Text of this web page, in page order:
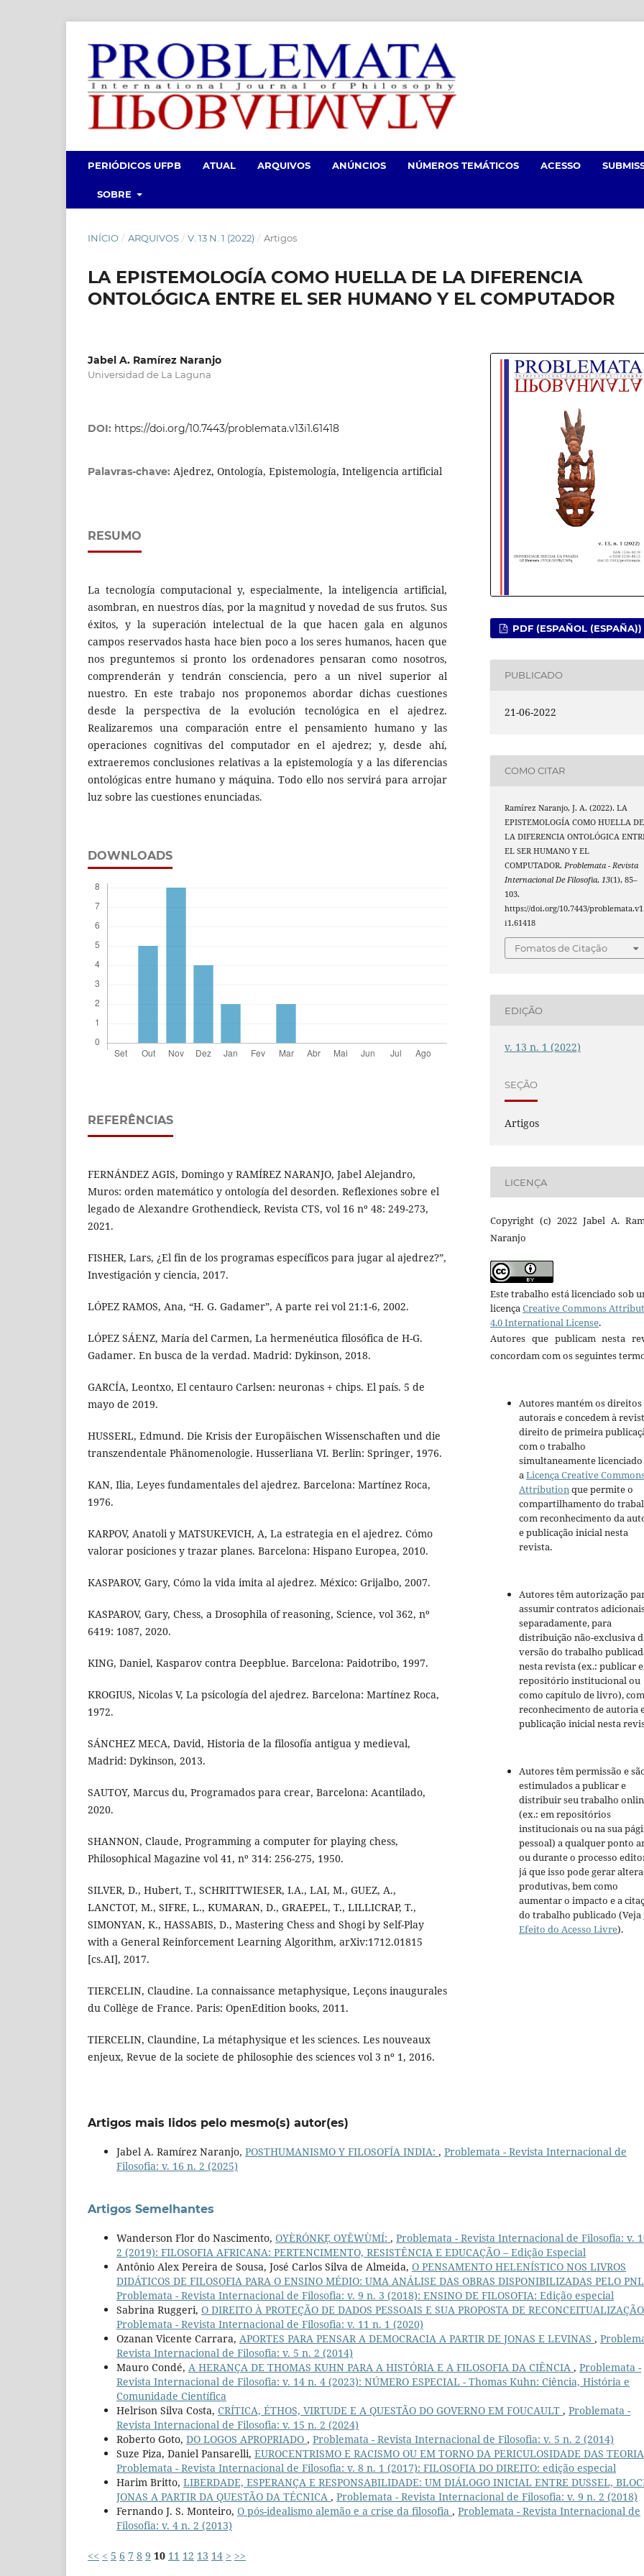
PERIÓDICOS UFPB ATUAL ARQUIVOS ANÚNCIOS NÚMEROS TEMÁTICOS ACESSO
SOBRE
INÍCIO / ARQUIVOS / V. 13 N. 1 (2022) / Artigos
LA EPISTEMOLOGÍA COMO HUELLA DE LA DIFERENCIA
ONTOLÓGICA ENTRE EL SER HUMANO Y EL COMPUTADOR
Jabel A. Ramírez Naranjo
Universidad de La Laguna
DOI: https://doi.org/10.7443/problemata.v13i1.61418
Palavras-chave: Ajedrez, Ontología, Epistemología, Inteligencia artificial
RESUMO
La tecnología computacional y, especialmente, la inteligencia artificial,
asombran, en nuestros días, por la magnitud y novedad de sus frutos. Sus
éxitos, y la superación intelectual de la que hacen gala en algunos
campos reservados hasta hace bien poco a los seres humanos, hacen que
nos preguntemos si pronto los ordenadores pensaran como nosotros,
comprenderán y tendrán consciencia, pero a un nivel superior al
nuestro. En este trabajo nos proponemos abordar dichas cuestiones
desde la perspectiva de la evolución tecnológica en el ajedrez.
Realizaremos una comparación entre el pensamiento humano y las
operaciones cognitivas del computador en el ajedrez; y, desde ahí,
extraeremos conclusiones relativas a la epistemología y a las diferencias
ontológicas entre humano y máquina. Todo ello nos servirá para arrojar
luz sobre las cuestiones enunciadas.
DOWNLOADS
REFERÊNCIAS
FERNÁNDEZ AGIS, Domingo y RAMÍREZ NARANJO, Jabel Alejandro,
Muros: orden matemático y ontología del desorden. Reflexiones sobre el
legado de Alexandre Grothendieck, Revista CTS, vol 16 nº 48: 249-273,
2021.
FISHER, Lars, ¿El fin de los programas específicos para jugar al ajedrez?”,
Investigación y ciencia, 2017.
LÓPEZ RAMOS, Ana, “H. G. Gadamer”, A parte rei vol 21:1-6, 2002.
LÓPEZ SÁENZ, María del Carmen, La hermenéutica filosófica de H-G.
Gadamer. En busca de la verdad. Madrid: Dykinson, 2018.
GARCÍA, Leontxo, El centauro Carlsen: neuronas + chips. El país. 5 de
mayo de 2019.
HUSSERL, Edmund. Die Krisis der Europäischen Wissenschaften und die
transzendentale Phänomenologie. Husserliana VI. Berlin: Springer, 1976.
KAN, Ilia, Leyes fundamentales del ajedrez. Barcelona: Martínez Roca,
1976.
KARPOV, Anatoli y MATSUKEVICH, A, La estrategia en el ajedrez. Cómo
valorar posiciones y trazar planes. Barcelona: Hispano Europea, 2010.
KASPAROV, Gary, Cómo la vida imita al ajedrez. México: Grijalbo, 2007.
KASPAROV, Gary, Chess, a Drosophila of reasoning, Science, vol 362, nº
6419: 1087, 2020.
KING, Daniel, Kasparov contra Deepblue. Barcelona: Paidotribo, 1997.
KROGIUS, Nicolas V, La psicología del ajedrez. Barcelona: Martínez Roca,
1972.
SÁNCHEZ MECA, David, Historia de la filosofía antigua y medieval,
Madrid: Dykinson, 2013.
SAUTOY, Marcus du, Programados para crear, Barcelona: Acantilado,
2020.
SHANNON, Claude, Programming a computer for playing chess,
Philosophical Magazine vol 41, nº 314: 256-275, 1950.
SILVER, D., Hubert, T., SCHRITTWIESER, I.A., LAI, M., GUEZ, A.,
LANCTOT, M., SIFRE, L., KUMARAN, D., GRAEPEL, T., LILLICRAP, T.,
SIMONYAN, K., HASSABIS, D., Mastering Chess and Shogi by Self-Play
with a General Reinforcement Learning Algorithm, arXiv:1712.01815
[cs.AI], 2017.
TIERCELIN, Claudine. La connaissance metaphysique, Leçons inaugurales
du Collège de France. Paris: OpenEdition books, 2011.
TIERCELIN, Claundine, La métaphysique et les sciences. Les nouveaux
enjeux, Revue de la societe de philosophie des sciences vol 3 nº 1, 2016.
PDF (ESPAÑOL (ESPAÑA))
PUBLICADO
21-06-2022
COMO CITAR
Ramírez Naranjo, J. A. (2022). LA
EPISTEMOLOGÍA COMO HUELLA DE
LA DIFERENCIA ONTOLÓGICA
EL SER HUMANO Y EL
COMPUTADOR. Problemata - Revista
Internacional De Filosofia, 13(1), 85–
103.
https://doi.org/10.7443/
i1.61418
Fomatos de Citação
EDIÇÃO
v. 13 n. 1 (2022)
SEÇÃO
Artigos
LICENÇA
Copyright (c) 2022 Jabel A.
Naranjo
Este trabalho está licenciado sob
licençaCreative Commons
4.0 International License.
Autores que publicam nesta
concordam com os seguintes
Autores mantém os direitos
autorais e concedem à
direito de primeira
com o trabalho
simultaneamente
aLicença Creative
Attributionque permite o
compartilhamento do
com reconhecimento da
e publicação inicial nesta
revista.
Autores têm autorização
assumir contratos
separadamente, para
distribuição não-exclusiva
versão do trabalho
nesta revista (ex.: publicar
repositório institucional ou
como capítulo de livro), com
reconhecimento de autoria
publicação inicial nesta
Autores têm permissão e
estimulados a publicar e
distribuir seu trabalho
(ex.: em repositórios
institucionais ou na sua
pessoal) a qualquer ponto
ou durante o processo
já que isso pode gerar
produtivas, bem como
aumentar o impacto e a
do trabalho publicado (Veja
Efeito do Acesso Livre).
Artigos mais lidos pelo mesmo(s) autor(es)
Jabel A. Ramírez Naranjo, POSTHUMANISMO Y FILOSOFÍA INDIA: , Problemata - Revista Internacional de
Filosofia: v. 16 n. 2 (2025)
Artigos Semelhantes
Wanderson Flor do Nascimento, OYÈRÓNKẸ́ OYĚWÙMÍ: , Problemata - Revista Internacional de Filosofia: v.
2 (2019): FILOSOFIA AFRICANA: PERTENCIMENTO, RESISTÊNCIA E EDUCAÇÃO – Edição Especial
Antônio Alex Pereira de Sousa, José Carlos Silva de Almeida, O PENSAMENTO HELENÍSTICO NOS LIVROS
DIDÁTICOS DE FILOSOFIA PARA O ENSINO MÉDIO: UMA ANÁLISE DAS OBRAS DISPONIBILIZADAS PELO
Problemata - Revista Internacional de Filosofia: v. 9 n. 3 (2018): ENSINO DE FILOSOFIA: Edição especial
Sabrina Ruggeri, O DIREITO À PROTEÇÃO DE DADOS PESSOAIS E SUA PROPOSTA DE
Problemata - Revista Internacional de Filosofia: v. 11 n. 1 (2020)
Ozanan Vicente Carrara, APORTES PARA PENSAR A DEMOCRACIA A PARTIR DE JONAS E LEVINAS ,
Revista Internacional de Filosofia: v. 5 n. 2 (2014)
Mauro Condé, A HERANÇA DE THOMAS KUHN PARA A HISTÓRIA E A FILOSOFIA DA CIÊNCIA , Problemata -
Revista Internacional de Filosofia: v. 14 n. 4 (2023): NÚMERO ESPECIAL - Thomas Kuhn: Ciência, História e
Comunidade Científica
Helrison Silva Costa, CRÍTICA, ÉTHOS, VIRTUDE E A QUESTÃO DO GOVERNO EM FOUCAULT , Problemata -
Revista Internacional de Filosofia: v. 15 n. 2 (2024)
Roberto Goto, DO LOGOS APROPRIADO , Problemata - Revista Internacional de Filosofia: v. 5 n. 2 (2014)
Suze Piza, Daniel Pansarelli, EUROCENTRISMO E RACISMO OU EM TORNO DA PERICULOSIDADE DAS
Problemata - Revista Internacional de Filosofia: v. 8 n. 1 (2017): FILOSOFIA DO DIREITO: edição especial
Harim Britto, LIBERDADE, ESPERANÇA E RESPONSABILIDADE: UM DIÁLOGO INICIAL ENTRE DUSSEL,
JONAS A PARTIR DA QUESTÃO DA TÉCNICA , Problemata - Revista Internacional de Filosofia: v. 9 n. 2 (2018)
Fernando J. S. Monteiro, O pós-idealismo alemão e a crise da filosofia , Problemata - Revista Internacional de
Filosofia: v. 4 n. 2 (2013)
<< < 5 6 7 8 9 10 11 12 13 14 > >>